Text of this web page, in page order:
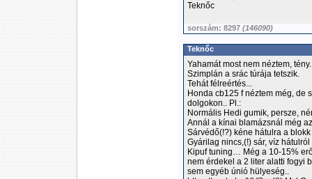
Teknőc
sorszám: 8297 (146090)
Teknőc
Yahamát most nem néztem, tény.
Szimplán a srác túrája tetszik.
Tehát félreértés...
Honda cb125 f néztem még, de
dolgokon.. Pl.:
Normális Hedi gumik, persze,
Annál a kínai blamázsnál még
Sárvédő(!?) kéne hátulra a
Gyárilag nincs,(!) sár, víz
Kipuf tuning… Még a 10-15%
nem érdekel a 2 liter alatti fogyi
sem egyéb únió hülyeség..